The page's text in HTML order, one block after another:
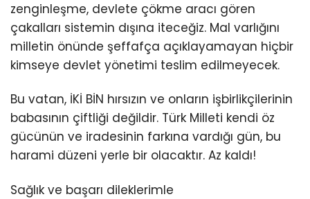
zenginleşme, devlete çökme aracı gören
çakalları sistemin dışına iteceğiz. Mal varlığını
milletin önünde şeffafça açıklayamayan hiçbir
kimseye devlet yönetimi teslim edilmeyecek.
Bu vatan, İKİ BİN hırsızın ve onların işbirlikçilerinin
babasının çiftliği değildir. Türk Milleti kendi öz
gücünün ve iradesinin farkına vardığı gün, bu
harami düzeni yerle bir olacaktır. Az kaldı!
Sağlık ve başarı dileklerimle